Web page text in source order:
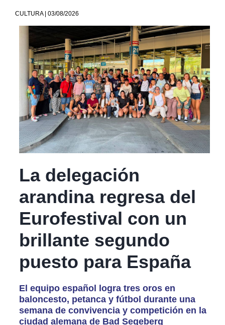
CULTURA | 03/08/2026
La delegación
arandina regresa del
Eurofestival con un
brillante segundo
puesto para España
El equipo español logra tres oros en
baloncesto, petanca y fútbol durante una
semana de convivencia y competición en la
ciudad alemana de Bad Segeberg